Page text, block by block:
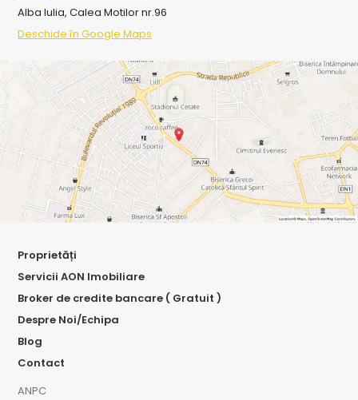
Alba Iulia, Calea Motilor nr.96
Deschide în Google Maps
Proprietăți
Servicii AON Imobiliare
Broker de credite bancare ( Gratuit )
Despre Noi/Echipa
Blog
Contact
ANPC